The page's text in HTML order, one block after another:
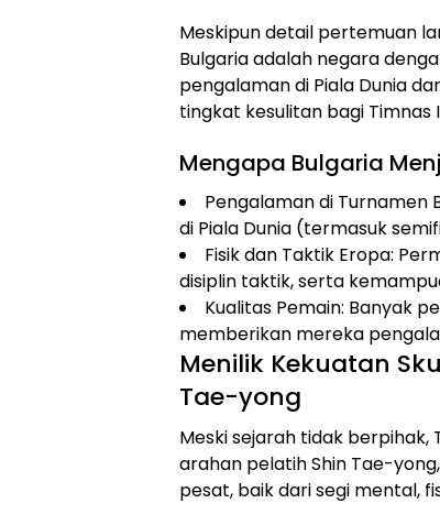
Meskipun detail pertemuan
Bulgaria adalah negara
pengalaman di Piala Dunia
tingkat kesulitan bagi Timnas
Mengapa Bulgaria
Pengalaman di Turnamen
di Piala Dunia (termasuk
Fisik dan Taktik Eropa:
disiplin taktik, serta
Kualitas Pemain: Banyak
memberikan mereka
Menilik Kekuatan
Tae-yong
Meski sejarah tidak berpihak,
arahan pelatih Shin Tae-
pesat, baik dari segi mental,